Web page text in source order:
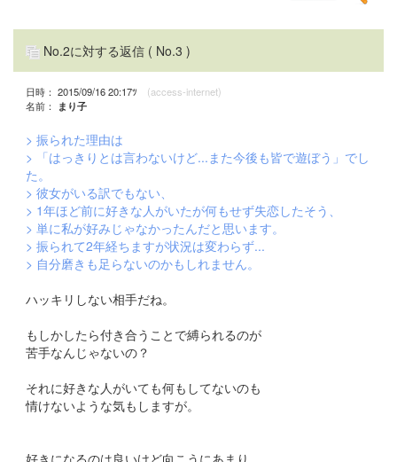
No.2に対する返信 ( No.3 )
日時： 2015/09/16 20:17ﾂ (access-internet)
名前：
まり子
> 振られた理由は
> 「はっきりとは言わないけど...また今後も皆で遊ぼう」でし
た。
> 彼女がいる訳でもない、
> 1年ほど前に好きな人がいたが何もせず失恋したそう、
> 単に私が好みじゃなかったんだと思います。
> 振られて2年経ちますが状況は変わらず...
> 自分磨きも足らないのかもしれません。
ハッキリしない相手だね。
もしかしたら付き合うことで縛られるのが
苦手なんじゃないの？
それに好きな人がいても何もしてないのも
情けないような気もしますが。